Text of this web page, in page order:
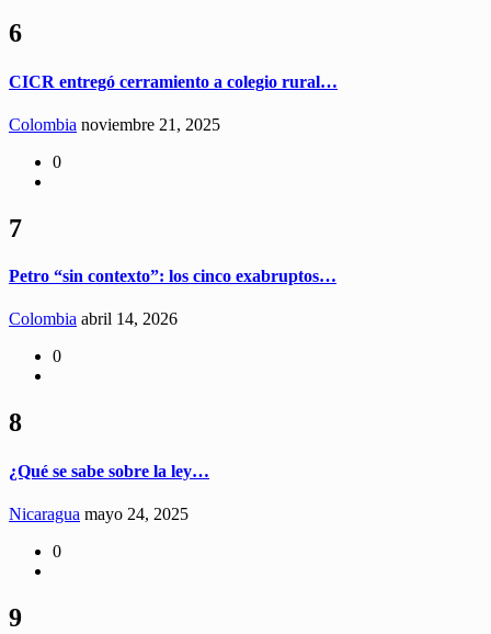
6
CICR entregó cerramiento a colegio rural…
Colombia noviembre 21, 2025
0
7
Petro “sin contexto”: los cinco exabruptos…
Colombia abril 14, 2026
0
8
¿Qué se sabe sobre la ley…
Nicaragua mayo 24, 2025
0
9